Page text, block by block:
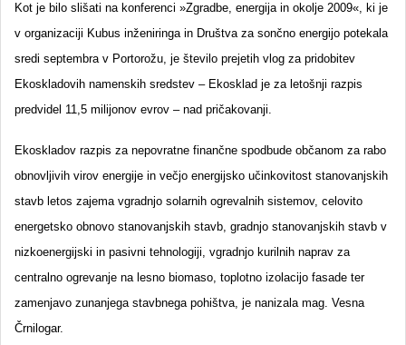
Kot je bilo slišati na konferenci »Zgradbe, energija in okolje 2009«, ki je
v organizaciji Kubus inženiringa in Društva za sončno energijo potekala
sredi septembra v Portorožu, je število prejetih vlog za pridobitev
Ekoskladovih namenskih sredstev – Ekosklad je za letošnji razpis
predvidel 11,5 milijonov evrov – nad pričakovanji.
Ekoskladov razpis za nepovratne finančne spodbude občanom za rabo
obnovljivih virov energije in večjo energijsko učinkovitost stanovanjskih
stavb letos zajema vgradnjo solarnih ogrevalnih sistemov, celovito
energetsko obnovo stanovanjskih stavb, gradnjo stanovanjskih stavb v
nizkoenergijski in pasivni tehnologiji, vgradnjo kurilnih naprav za
centralno ogrevanje na lesno biomaso, toplotno izolacijo fasade ter
zamenjavo zunanjega stavbnega pohištva, je nanizala mag. Vesna
Črnilogar.